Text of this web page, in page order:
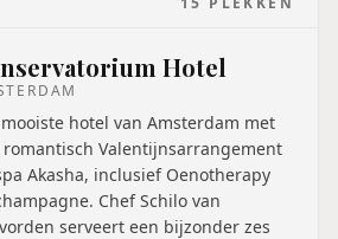
Hotel
hotel van Amsterdam met
romantisch Valentijnsarrangement
Akasha, inclusief Oenotherapy
Chef Schilo van
serveert een bijzonder zes